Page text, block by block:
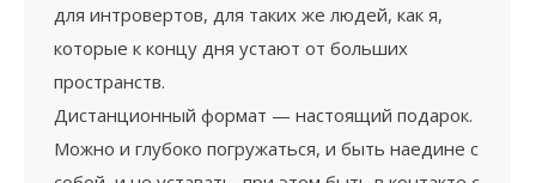
для интровертов, для таких же людей, как я,
которые к концу дня устают от больших
пространств.
Дистанционный формат — настоящий подарок.
Можно и глубоко погружаться, и быть наедине с